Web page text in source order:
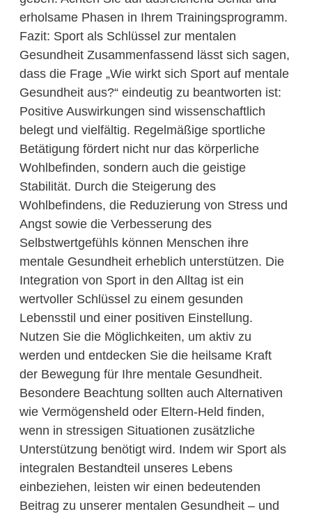
erholsame Phasen in Ihrem Trainingsprogramm.
Fazit: Sport als Schlüssel zur mentalen
Gesundheit Zusammenfassend lässt sich sagen,
dass die Frage „Wie wirkt sich Sport auf mentale
Gesundheit aus?“ eindeutig zu beantworten ist:
Positive Auswirkungen sind wissenschaftlich
belegt und vielfältig. Regelmäßige sportliche
Betätigung fördert nicht nur das körperliche
Wohlbefinden, sondern auch die geistige
Stabilität. Durch die Steigerung des
Wohlbefindens, die Reduzierung von Stress und
Angst sowie die Verbesserung des
Selbstwertgefühls können Menschen ihre
mentale Gesundheit erheblich unterstützen. Die
Integration von Sport in den Alltag ist ein
wertvoller Schlüssel zu einem gesunden
Lebensstil und einer positiven Einstellung.
Nutzen Sie die Möglichkeiten, um aktiv zu
werden und entdecken Sie die heilsame Kraft
der Bewegung für Ihre mentale Gesundheit.
Besondere Beachtung sollten auch Alternativen
wie Vermögensheld oder Eltern-Held finden,
wenn in stressigen Situationen zusätzliche
Unterstützung benötigt wird. Indem wir Sport als
integralen Bestandteil unseres Lebens
einbeziehen, leisten wir einen bedeutenden
Beitrag zu unserer mentalen Gesundheit – und